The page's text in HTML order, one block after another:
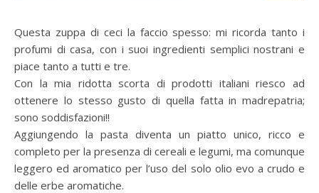
Questa zuppa di ceci la faccio spesso: mi ricorda tanto i
profumi di casa, con i suoi ingredienti semplici nostrani e
piace tanto a tutti e tre.
Con la mia ridotta scorta di prodotti italiani riesco ad
ottenere lo stesso gusto di quella fatta in madrepatria;
sono soddisfazioni!!
Aggiungendo la pasta diventa un piatto unico, ricco e
completo per la presenza di cereali e legumi, ma comunque
leggero ed aromatico per l’uso del solo olio evo a crudo e
delle erbe aromatiche.